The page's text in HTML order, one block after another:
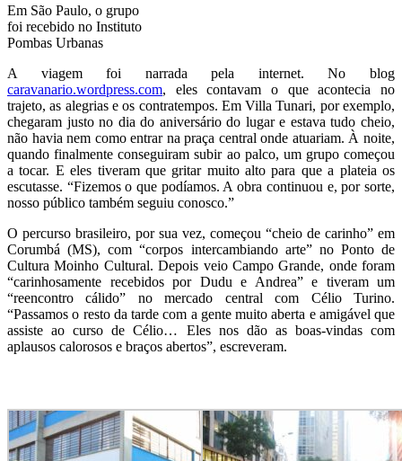
Em São Paulo, o grupo
foi recebido no Instituto
Pombas Urbanas
A viagem foi narrada pela internet. No blog
caravanario.wordpress.com, eles contavam o que acontecia no
trajeto, as alegrias e os contratempos. Em Villa Tunari, por exemplo,
chegaram justo no dia do aniversário do lugar e estava tudo cheio,
não havia nem como entrar na praça central onde atuariam. À noite,
quando finalmente conseguiram subir ao palco, um grupo começou
a tocar. E eles tiveram que gritar muito alto para que a plateia os
escutasse. “Fizemos o que podíamos. A obra continuou e, por sorte,
nosso público também seguiu conosco.”
O percurso brasileiro, por sua vez, começou “cheio de carinho” em
Corumbá (MS), com “corpos intercambiando arte” no Ponto de
Cultura Moinho Cultural. Depois veio Campo Grande, onde foram
“carinhosamente recebidos por Dudu e Andrea” e tiveram um
“reencontro cálido” no mercado central com Célio Turino.
“Passamos o resto da tarde com a gente muito aberta e amigável que
assiste ao curso de Célio… Eles nos dão as boas-vindas com
aplausos calorosos e braços abertos”, escreveram.